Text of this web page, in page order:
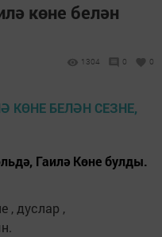
көне белән
1304 0 0
Гаилә Көне булды.
, дуслар ,